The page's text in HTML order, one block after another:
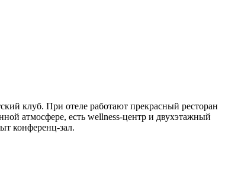
клуб. При отеле работают прекрасный ресторан
атмосфере, есть wellness-центр и двухэтажный
конференц-зал.